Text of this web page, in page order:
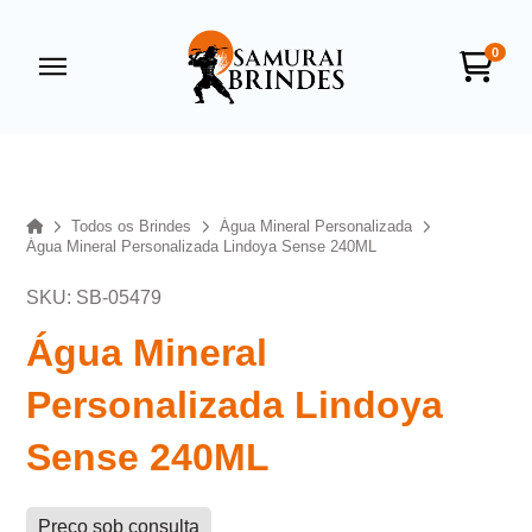
0
HomeTodos os Brindes
Água Mineral Personalizada
Água Mineral Personalizada Lindoya Sense 240ML
SKU: SB-05479
Água Mineral
Personalizada Lindoya
Sense 240ML
Preço sob consulta